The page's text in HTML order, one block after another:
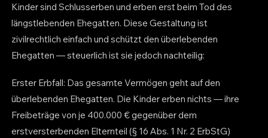
Kinder sind Schlusserben und erben erst beim Tod des
längstlebenden Ehegatten. Diese Gestaltung ist
zivilrechtlich einfach und schützt den überlebenden
Ehegatten — steuerlich ist sie jedoch nachteilig:
Erster Erbfall: Das gesamte Vermögen geht auf den
überlebenden Ehegatten. Die Kinder erben nichts — ihre
Freibeträge von je 400.000 € gegenüber dem
erstversterbenden Elternteil (§ 16 Abs. 1 Nr. 2 ErbStG)